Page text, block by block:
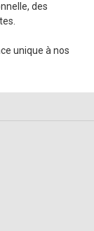
des
unique à nos